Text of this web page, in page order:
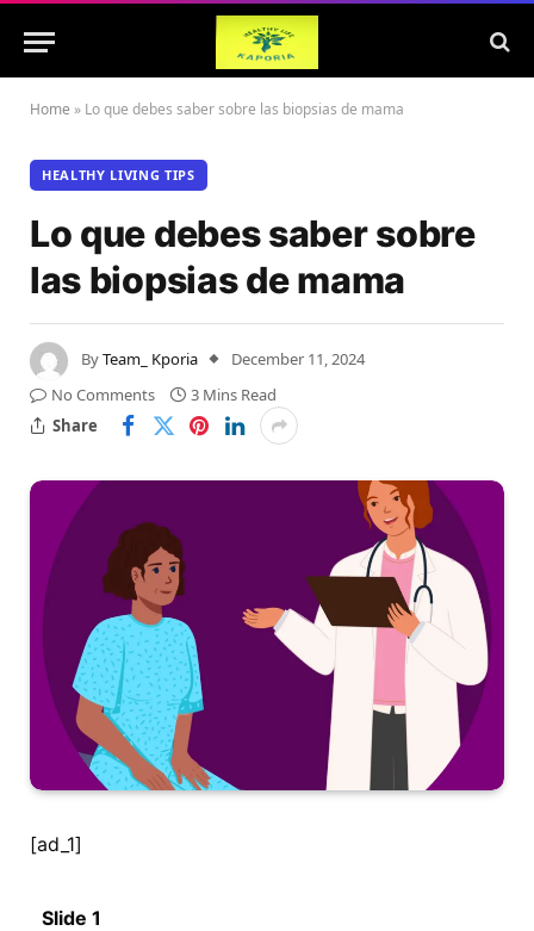
Home » Lo que debes saber sobre las biopsias de mama
HEALTHY LIVING TIPS
Lo que debes saber sobre
las biopsias de mama
ByTeam_ Kporia
December 11, 2024
No Comments
3 Mins Read
Share
[ad_1]
Slide 1